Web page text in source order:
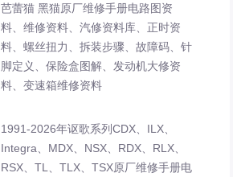
芭蕾猫 黑猫原厂维修手册电路图资
料、维修资料、汽修资料库、正时资
料、螺丝扭力、拆装步骤、故障码、针
脚定义、保险盒图解、发动机大修资
料、变速箱维修资料
1991-2026年讴歌系列CDX、ILX、
Integra、MDX、NSX、RDX、RLX、
RSX、TL、TLX、TSX原厂维修手册电